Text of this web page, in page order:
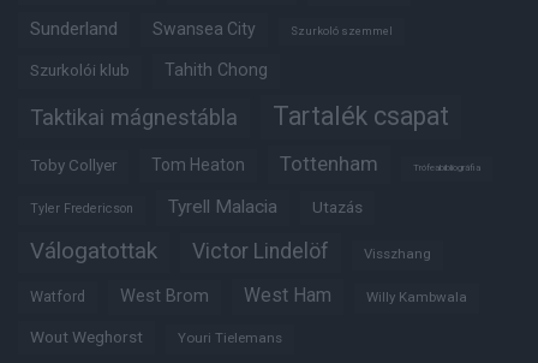
Sunderland Swansea City Szurkoló szemmel
Szurkolói klub Tahith Chong
Taktikai mágnestábla Tartalék csapat
Toby Collyer Tom Heaton Tottenham Trófeabibliográfia
Tyler Fredericson Tyrell Malacia Utazás
Válogatottak Victor Lindelöf Visszhang
Watford West Brom West Ham Willy Kambwala
Wout Weghorst Youri Tielemans